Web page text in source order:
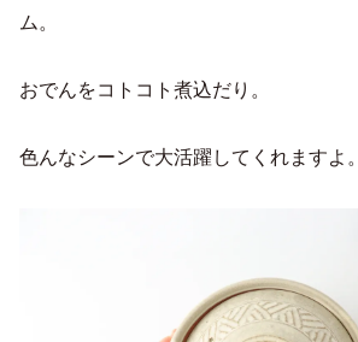
ム。
おでんをコトコト煮込だり。
色んなシーンで大活躍してくれますよ。